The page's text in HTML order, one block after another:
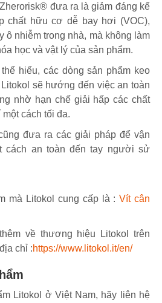
đưa ra là giảm đáng kể
chất hữu cơ dễ bay hơi (VOC),
ô nhiễm trong nhà, mà không làm
học và vật lý của sản phẩm.
hiểu, các dòng sản phẩm keo
sẽ hướng đến việc an toàn
nhờ hạn chế giải hấp các chất
cách tối đa.
đưa ra các giải pháp để vận
cách an toàn đến tay người sử
mà Litokol cung cấp là :Vít cân
về thương hiệu Litokol trên
chỉ :https://www.litokol.it/en/
Litokol ở Việt Nam, hãy liên hệ